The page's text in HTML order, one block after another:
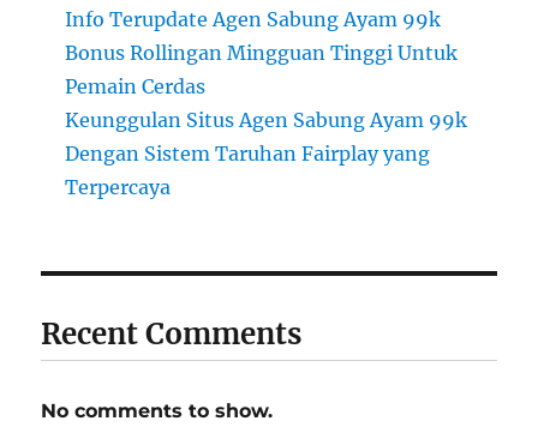
Info Terupdate Agen Sabung Ayam 99k
Bonus Rollingan Mingguan Tinggi Untuk
Pemain Cerdas
Keunggulan Situs Agen Sabung Ayam 99k
Dengan Sistem Taruhan Fairplay yang
Terpercaya
Recent Comments
No comments to show.